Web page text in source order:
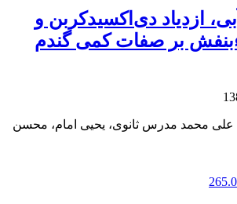
ازدیاد دی‌اکسیدکربن و
بر صفات کمی گندم
علی محمد مدرس ثانوی، یحیی امام، محسن